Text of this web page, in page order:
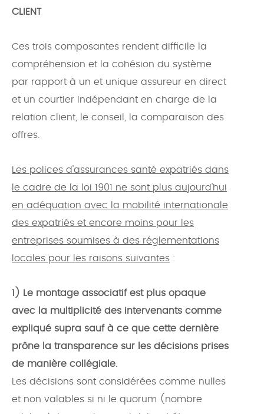
CLIENT
Ces trois composantes rendent difficile la
compréhension et la cohésion du système
par rapport à un et unique assureur en direct
et un courtier indépendant en charge de la
relation client, le conseil, la comparaison des
offres.
Les polices d'assurances santé expatriés dans
le cadre de la loi 1901 ne sont plus aujourd'hui
en adéquation avec la mobilité internationale
des expatriés et encore moins pour les
entreprises soumises à des réglementations
locales pour les raisons suivantes :
1) Le montage associatif est plus opaque
avec la multiplicité des intervenants comme
expliqué supra sauf à ce que cette dernière
prône la transparence sur les décisions prises
de manière collégiale.
Les décisions sont considérées comme nulles
et non valables si ni le quorum (nombre